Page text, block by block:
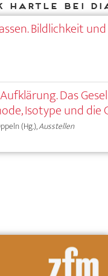
bei
Bildlichkeit
Das
Isotype und die
(Hg.),Ausstellen